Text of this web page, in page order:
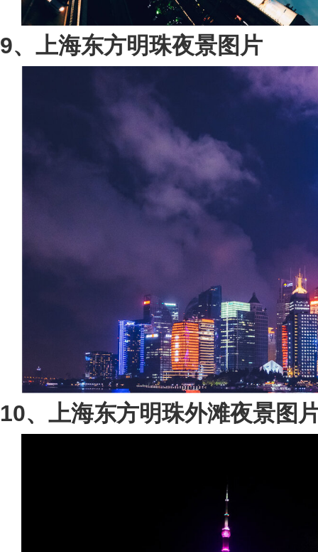
9、上海东方明珠夜景图片
10、上海东方明珠外滩夜景图